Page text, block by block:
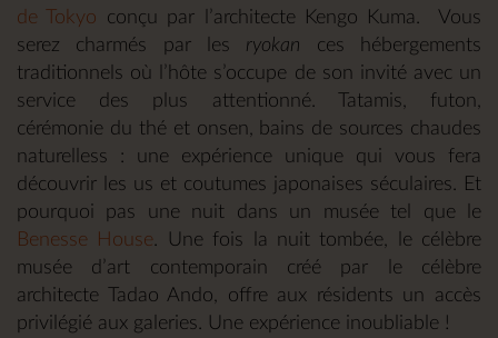
de Tokyo conçu par l’architecte Kengo Kuma. Vous
serez charmés par les ryokan ces hébergements
traditionnels où l’hôte s’occupe de son invité avec un
service des plus attentionné. Tatamis, futon,
cérémonie du thé et onsen, bains de sources chaudes
naturelless : une expérience unique qui vous fera
découvrir les us et coutumes japonaises séculaires. Et
pourquoi pas une nuit dans un musée tel que le
Benesse House. Une fois la nuit tombée, le célèbre
musée d’art contemporain créé par le célèbre
architecte Tadao Ando, offre aux résidents un accès
privilégié aux galeries. Une expérience inoubliable !